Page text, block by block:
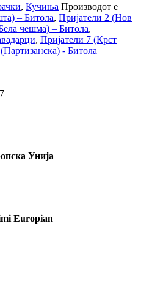
, Кучиња Производот е
– Битола, Пријатели 2 (Нов
чешма) – Битола,
, Пријатели 7 (Крст
- Битола
Унија
Europian